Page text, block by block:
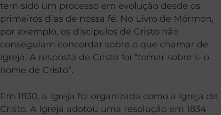
tem sido um processo em evolução desde os
primeiros dias de nossa fé. No Livro de Mórmon,
por exemplo, os discípulos de Cristo não
conseguiam concordar sobre o que chamar de
Igreja. A resposta de Cristo foi “tomar sobre si o
nome de Cristo”.
Em 1830, a Igreja foi organizada como a Igreja de
Cristo. A Igreja adotou uma resolução em 1834